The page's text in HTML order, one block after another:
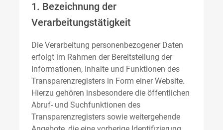
1. Bezeichnung der
Verarbeitungstätigkeit
Die Verarbeitung personenbezogener Daten
erfolgt im Rahmen der Bereitstellung der
Informationen, Inhalte und Funktionen des
Transparenzregisters in Form einer Website.
Hierzu gehören insbesondere die öffentlichen
Abruf- und Suchfunktionen des
Transparenzregisters sowie weitergehende